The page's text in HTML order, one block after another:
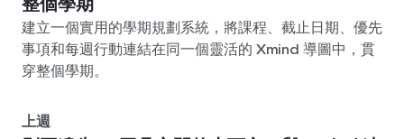
建立一個實用的學期規劃系統，將課程、截止日期、優先
事項和每週行動連結在同一個靈活的 Xmind 導圖中，貫
穿整個學期。
上週